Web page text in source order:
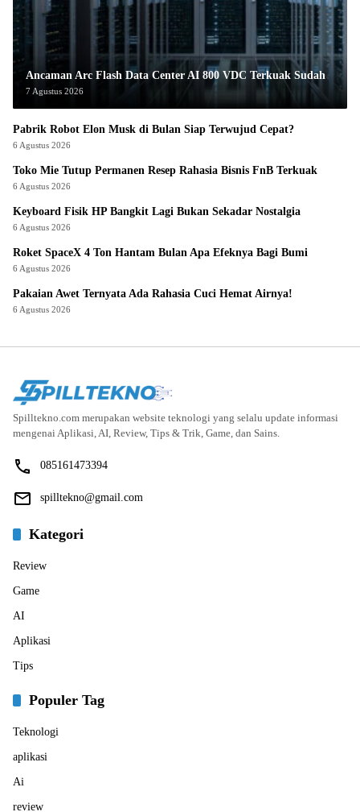
Ancaman Arc Flash Data Center AI 800 VDC Terkuak Sudah
7 Agustus 2026
Pabrik Robot Elon Musk di Bulan Siap Terwujud Cepat?
6 Agustus 2026
Toko Mie Tutup Permanen Resep Rahasia Bisnis FnB Terkuak
6 Agustus 2026
Keyboard Fisik HP Bangkit Lagi Bukan Sekadar Nostalgia
6 Agustus 2026
Roket SpaceX 4 Ton Hantam Bulan Apa Efeknya Bagi Bumi
6 Agustus 2026
Pakaian Awet Ternyata Ada Rahasia Cuci Hemat Airnya!
6 Agustus 2026
Spilltekno.com merupakan website teknologi yang selalu update informasi
mengenai Aplikasi, AI, Review, Tips & Trik, Game, dan Sains.
085161473394
spilltekno@gmail.com
Kategori
Review
Game
AI
Aplikasi
Tips
Populer Tag
Teknologi
aplikasi
Ai
review